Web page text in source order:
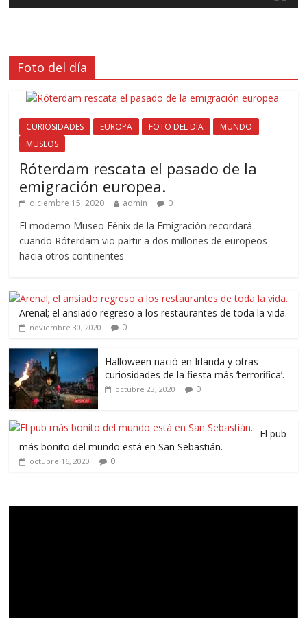
Foto del día
CURIOSIDADES EUROPA FOTO DEL DÍA
MUNDO
MUSEOS
Róterdam rescata el pasado de la
emigración europea.
diciembre 15, 2020 admin 0
El moderno Museo Fénix de la Emigración recordará
cuando Róterdam vio partir a dos millones de europeos
hacia otros continentes
Arenal; el ansiado regreso a los restaurantes de toda la vida.
noviembre 30, 2020 0
Halloween nació en Irlanda y otras
curiosidades de la fiesta más ‘terrorífica’.
octubre 23, 2020 0
El pub
más bonito del mundo está en San Sebastián.
octubre 16, 2020 0